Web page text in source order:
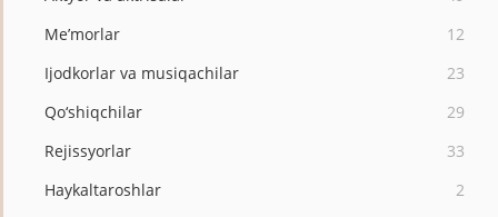
Me’morlar
12
Ijodkorlar va musiqachilar
23
Qo‘shiqchilar
29
Rejissyorlar
33
Haykaltaroshlar
2